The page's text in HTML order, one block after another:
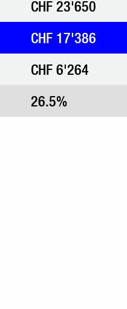
CHF 23'650
CHF 17'386
CHF 6'264
26.5%